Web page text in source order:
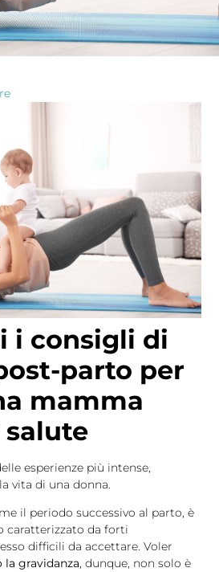
i consigli di
parto per
mamma
salute
esperienze più intense,
vita di una donna.
il periodo successivo al parto, è
caratterizzato da forti
difficili da accettare. Voler
gravidanza, dunque, non solo è